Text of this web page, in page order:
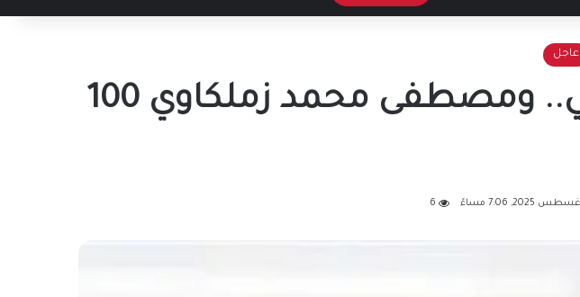
عاجل
إسلام جابر: أرفض الانضمام إلى الأهلي.. ومصطفى محمد زملكاوي 100
6